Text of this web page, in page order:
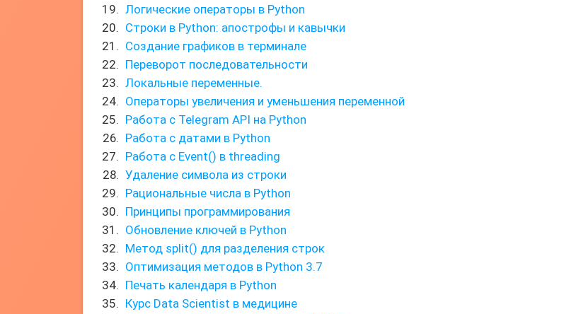
Логические операторы в Python
Строки в Python: апострофы и кавычки
Создание графиков в терминале
Переворот последовательности
Локальные переменные.
Операторы увеличения и уменьшения переменной
Работа с Telegram API на Python
Работа с датами в Python
Работа с Event() в threading
Удаление символа из строки
Рациональные числа в Python
Принципы программирования
Обновление ключей в Python
Метод split() для разделения строк
Оптимизация методов в Python 3.7
Печать календаря в Python
Курс Data Scientist в медицине